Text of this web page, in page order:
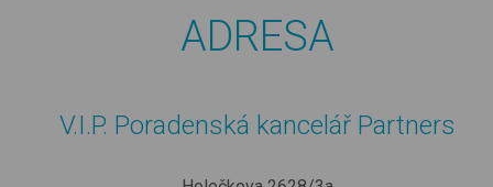
ADRESA
V.I.P. Poradenská kancelář Partners